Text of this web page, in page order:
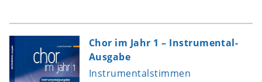
Chor im Jahr 1 – Instrumental-
Ausgabe
Instrumentalstimmen